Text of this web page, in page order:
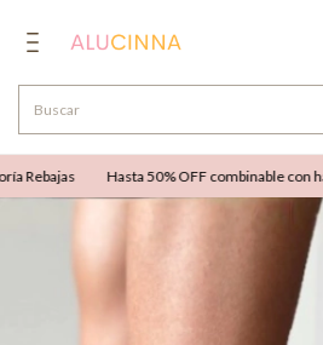
Hasta 50% OFF combinable con